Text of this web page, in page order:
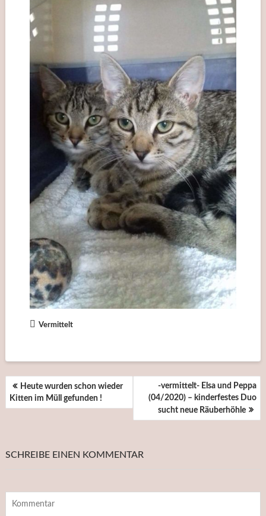
Vermittelt
BEITRAGSNAVIGATION
Heute wurden schon wieder
Kitten im Müll gefunden !
-vermittelt- Elsa und Peppa
(04/2020) – kinderfestes Duo
sucht neue Räuberhöhle
SCHREIBE EINEN KOMMENTAR